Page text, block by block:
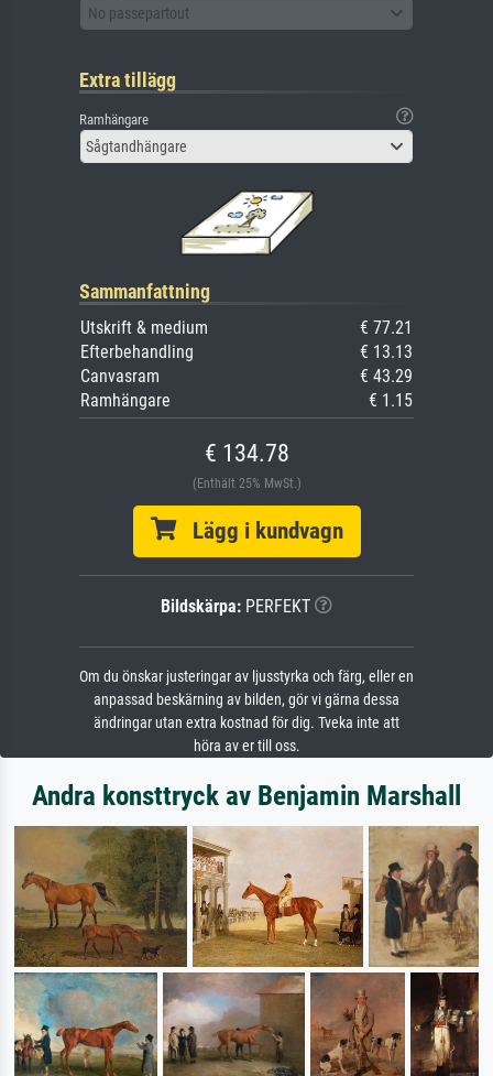
No passepartout
Extra tillägg
Ramhängare
Sågtandhängare
Sammanfattning
Utskrift & medium
€ 77.21
Efterbehandling
€ 13.13
Canvasram
€ 43.29
Ramhängare
€ 1.15
€ 134.78
(Enthält 25% MwSt.)
Lägg i kundvagn
Bildskärpa: PERFEKT
Om du önskar justeringar av ljusstyrka och färg, eller en
anpassad beskärning av bilden, gör vi gärna dessa
ändringar utan extra kostnad för dig. Tveka inte att
höra av er till oss.
Andra konsttryck av Benjamin Marshall